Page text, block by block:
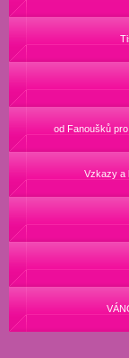
od Fanoušků
Vzkazy a